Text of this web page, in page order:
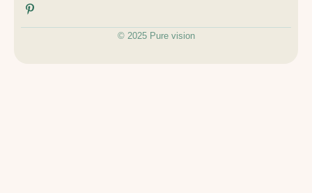
© 2025 Pure vision